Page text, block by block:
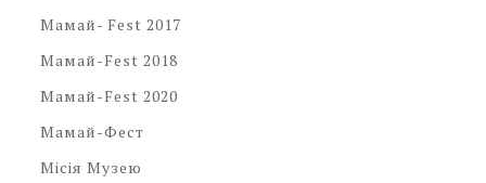
Мамай- Fest 2017
Мамай-Fest 2018
Мамай-Fest 2020
Мамай-Фест
Місія Музею